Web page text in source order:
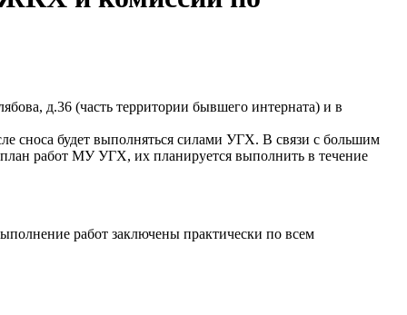
д.36 (часть территории бывшего интерната) и в
сноса будет выполняться силами УГХ. В связи с большим
работ МУ УГХ, их планируется выполнить в течение
работ заключены практически по всем